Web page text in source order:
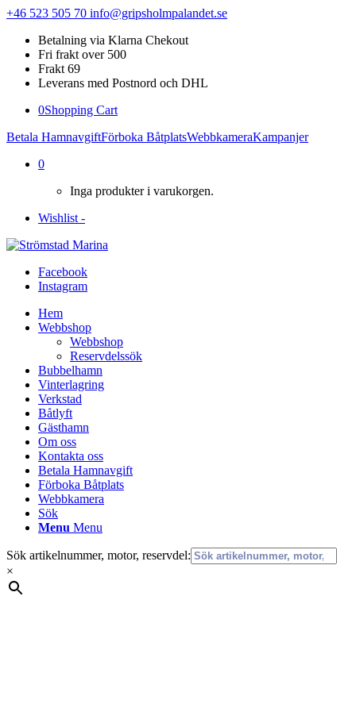
+46 523 505 70 info@gripsholmpalandet.se
Betalning via Klarna Chekout
Fri frakt over 500
Frakt 69
Leverans med Postnord och DHL
0Shopping Cart
Betala HamnavgiftFörboka BåtplatsWebbkameraKampanjer
0
Inga produkter i varukorgen.
Wishlist -
Facebook
Instagram
Hem
Webbshop
Webbshop
Reservdelssök
Bubbelhamn
Vinterlagring
Verkstad
Båtlyft
Gästhamn
Om oss
Kontakta oss
Betala Hamnavgift
Förboka Båtplats
Webbkamera
Sök
Menu Menu
Sök artikelnummer, motor, reservdel:
×